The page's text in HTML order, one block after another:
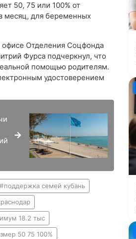
50, 75 или 100% от
месяц, для беременных
офисе Отделения Соцфонда
Фурса подчеркнул, что
помощью родителям.
удостоверением
поддержка семей кубань
18.2 тыс
50 75 100%